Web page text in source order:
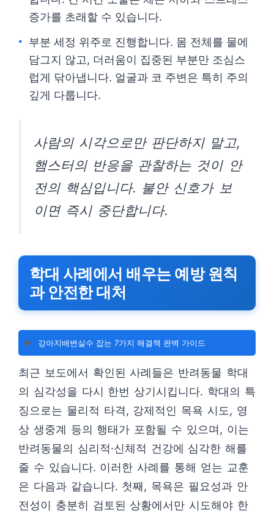
증가를 초래할 수 있습니다.
부분 세정 위주로 진행합니다. 몸 전체를 물에
담그지 않고, 더러움이 집중된 부분만 조심스
럽게 닦아냅니다. 얼굴과 코 주변은 특히 주의
깊게 다룹니다.
사람의 시각으로만 판단하지 말고,
햄스터의 반응을 관찰하는 것이 안
전의 핵심입니다. 불안 신호가 보
이면 즉시 중단합니다.
학대 사례에서 배우는 예방 원칙
과 안전한 대처
▶️ 강아지배변실수 잡는 7가지 해결책 완벽 가이드
최근 보도에서 확인된 사례들은 반려동물 학대
의 심각성을 다시 한번 상기시킵니다. 학대의 특
징으로는 물리적 타격, 강제적인 목욕 시도, 영
상 생중계 등의 행태가 포함될 수 있으며, 이는
반려동물의 심리적·신체적 건강에 심각한 해를
줄 수 있습니다. 이러한 사례를 통해 얻는 교훈
은 다음과 같습니다. 첫째, 목욕은 필요성과 안
전성이 충분히 검토된 상황에서만 시도해야 한